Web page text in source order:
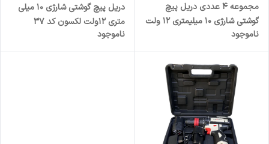
مجموعه 4 عددی دریل پیچ
گوشتی شارژی 10 میلیمتری 12 ولت
لکسون کد le-710
ناموجود
دریل پیچ گوشتی شارژی 10 میلی
متری 12ولت لکسون کد 37
ناموجود